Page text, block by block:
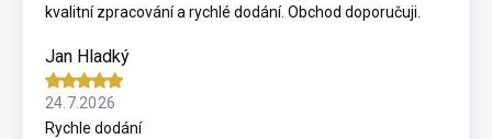
kvalitní zpracování a rychlé dodání. Obchod doporučuji.
Jan Hladký
24.7.2026
Rychle dodání